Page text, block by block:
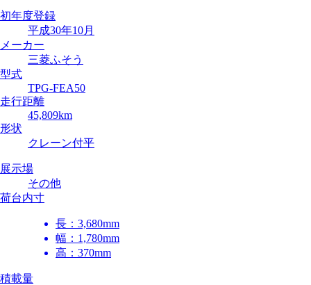
初年度登録
平成30年10月
メーカー
三菱ふそう
型式
TPG-FEA50
走行距離
45,809km
形状
クレーン付平
展示場
その他
荷台内寸
長： 3,680mm
幅： 1,780mm
高： 370mm
積載量